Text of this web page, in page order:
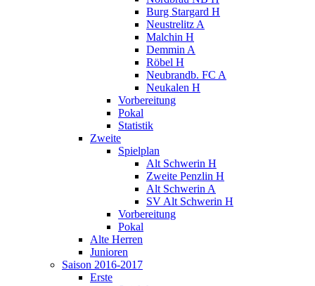
Burg Stargard H
Neustrelitz A
Malchin H
Demmin A
Röbel H
Neubrandb. FC A
Neukalen H
Vorbereitung
Pokal
Statistik
Zweite
Spielplan
Alt Schwerin H
Zweite Penzlin H
Alt Schwerin A
SV Alt Schwerin H
Vorbereitung
Pokal
Alte Herren
Junioren
Saison 2016-2017
Erste